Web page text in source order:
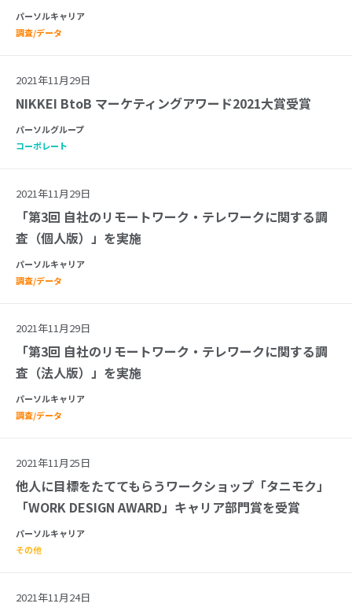
パーソルキャリア
調査/データ
2021年11月29日
NIKKEI BtoB マーケティングアワード2021大賞受賞
パーソルグループ
コーポレート
2021年11月29日
「第3回 自社のリモートワーク・テレワークに関する調
査（個人版）」を実施
パーソルキャリア
調査/データ
2021年11月29日
「第3回 自社のリモートワーク・テレワークに関する調
査（法人版）」を実施
パーソルキャリア
調査/データ
2021年11月25日
他人に目標をたててもらうワークショップ「タニモク」
「WORK DESIGN AWARD」キャリア部門賞を受賞
パーソルキャリア
その他
2021年11月24日